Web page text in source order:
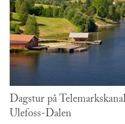
Dagstur på
Ulefoss-Dalen